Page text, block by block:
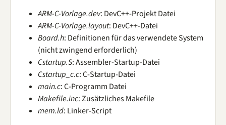
ARM-C-Vorlage.dev: DevC++-Projekt Datei
ARM-C-Vorlage.layout: DevC++-Datei
Board.h: Definitionen für das verwendete System
(nicht zwingend erforderlich)
Cstartup.S: Assembler-Startup-Datei
Cstartup_c.c: C-Startup-Datei
main.c: C-Programm Datei
Makefile.inc: Zusätzliches Makefile
mem.ld: Linker-Script